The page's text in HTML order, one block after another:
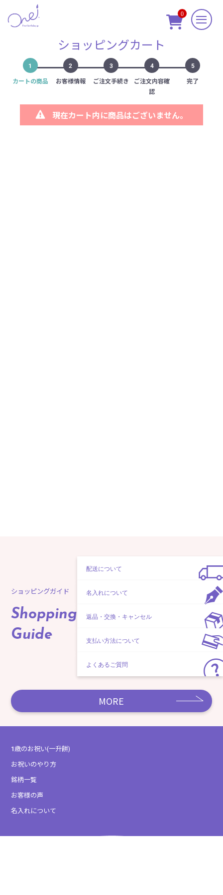
ショッピングカート
1
カートの商品
2
お客様情報
3
ご注文手続き
4
ご注文内容確
認
5
完了
現在カート内に商品はございません。
ショッピングガイド
Shopping
Guide
MORE
配送について
名入れについて
返品・交換・キャンセル
支払い方法について
よくあるご質問
1歳のお祝い(一升餅)
お祝いのやり方
銘柄一覧
お客様の声
名入れについて

0